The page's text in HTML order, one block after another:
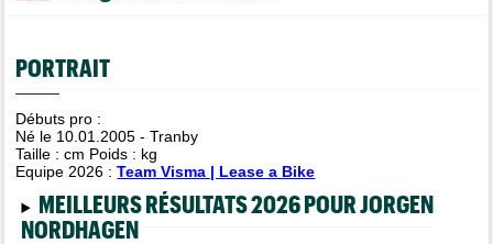
PORTRAIT
Débuts pro :
Né le 10.01.2005 - Tranby
Taille :cm Poids : kg
Equipe 2026 :Team Visma | Lease a Bike
MEILLEURS RÉSULTATS 2026 POUR JORGEN
NORDHAGEN